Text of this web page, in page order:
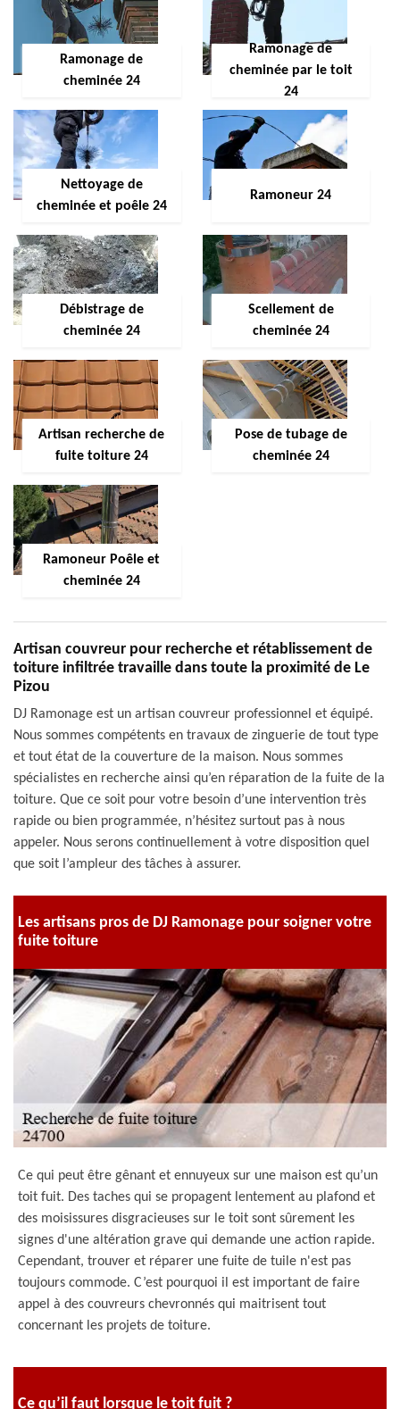
Ramonage de
cheminée 24
Ramonage de
cheminée par le toit
24
Nettoyage de
cheminée et poêle 24
Ramoneur 24
Débistrage de
cheminée 24
Scellement de
cheminée 24
Artisan recherche de
fuite toiture 24
Pose de tubage de
cheminée 24
Ramoneur Poêle et
cheminée 24
Artisan couvreur pour recherche et rétablissement de
toiture infiltrée travaille dans toute la proximité de Le
Pizou
DJ Ramonage est un artisan couvreur professionnel et équipé.
Nous sommes compétents en travaux de zinguerie de tout type
et tout état de la couverture de la maison. Nous sommes
spécialistes en recherche ainsi qu’en réparation de la fuite de la
toiture. Que ce soit pour votre besoin d’une intervention très
rapide ou bien programmée, n’hésitez surtout pas à nous
appeler. Nous serons continuellement à votre disposition quel
que soit l’ampleur des tâches à assurer.
Les artisans pros de DJ Ramonage pour soigner votre
fuite toiture
Ce qui peut être gênant et ennuyeux sur une maison est qu’un
toit fuit. Des taches qui se propagent lentement au plafond et
des moisissures disgracieuses sur le toit sont sûrement les
signes d'une altération grave qui demande une action rapide.
Cependant, trouver et réparer une fuite de tuile n'est pas
toujours commode. C’est pourquoi il est important de faire
appel à des couvreurs chevronnés qui maitrisent tout
concernant les projets de toiture.
Ce qu’il faut lorsque le toit fuit ?